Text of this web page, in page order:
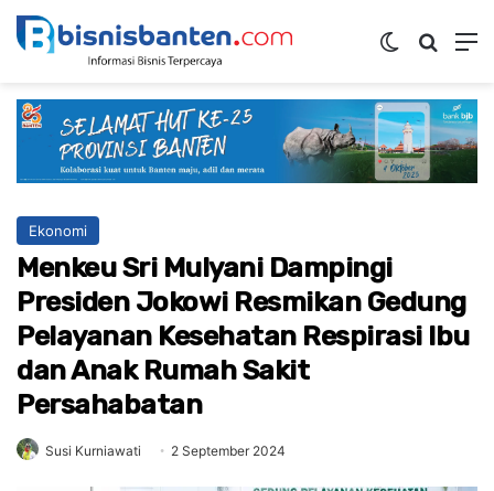
Switch skin
Ekonomi
Menkeu Sri Mulyani Dampingi
Presiden Jokowi Resmikan Gedung
Pelayanan Kesehatan Respirasi Ibu
dan Anak Rumah Sakit
Persahabatan
Susi Kurniawati 2 September 2024